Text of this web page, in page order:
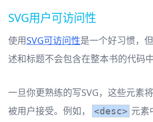
SVG用户可访问性
使用SVG可访问性是一个好习惯，
述和标题不会包含在整本书的代码中
一旦你更熟练的写SVG，这些元素
被用户接受。例如，
<desc> 元素